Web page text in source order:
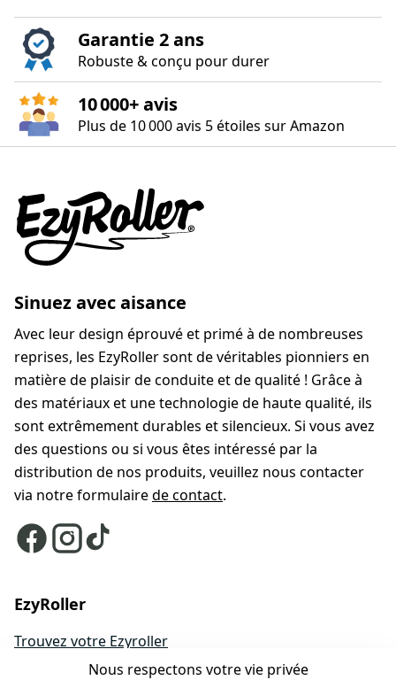
Garantie 2 ans
Robuste & conçu pour durer
10 000+ avis
Plus de 10 000 avis 5 étoiles sur Amazon
Sinuez avec aisance
Avec leur design éprouvé et primé à de nombreuses
reprises, les EzyRoller sont de véritables pionniers en
matière de plaisir de conduite et de qualité ! Grâce à
des matériaux et une technologie de haute qualité, ils
sont extrêmement durables et silencieux. Si vous avez
des questions ou si vous êtes intéressé par la
distribution de nos produits, veuillez nous contacter
via notre formulairede contact.
EzyRoller
Trouvez votre Ezyroller
Nous respectons votre vie privée